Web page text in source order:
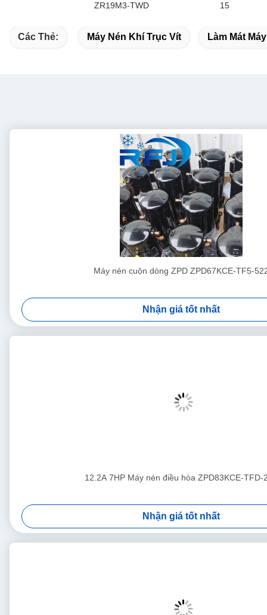
ZR19M3-TWD
15
Các Thẻ: Máy Nén Khí Trục Vít Làm Mát
Máy nén cuộn dòng ZPD ZPD67KCE-TF5-
Nhận giá tốt nhất
12.2A 7HP Máy nén điều hòa ZPD83KCE-TFD-
Nhận giá tốt nhất